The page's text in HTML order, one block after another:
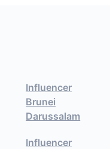
Influencer
Brunei
Darussalam
Influencer